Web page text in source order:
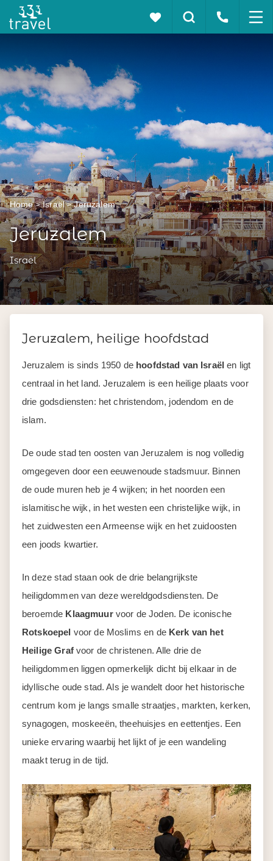
Home Israël Jeruzalem
Jeruzalem
Israël
Jeruzalem, heilige hoofdstad
Jeruzalem is sinds 1950 de hoofdstad van Israël en ligt
centraal in het land. Jeruzalem is een heilige plaats voor
drie godsdiensten: het christendom, jodendom en de
islam.
De oude stad ten oosten van Jeruzalem is nog volledig
omgegeven door een eeuwenoude stadsmuur. Binnen
de oude muren heb je 4 wijken; in het noorden een
islamitische wijk, in het westen een christelijke wijk, in
het zuidwesten een Armeense wijk en het zuidoosten
een joods kwartier.
In deze stad staan ook de drie belangrijkste
heiligdommen van deze wereldgodsdiensten. De
beroemde Klaagmuurvoor de Joden. De iconische
Rotskoepel voor de Moslims en de Kerk van het
Heilige Grafvoor de christenen. Alle drie de
heiligdommen liggen opmerkelijk dicht bij elkaar in de
idyllische oude stad. Als je wandelt door het historische
centrum kom je langs smalle straatjes, markten, kerken,
synagogen, moskeeën, theehuisjes en eettentjes. Een
unieke ervaring waarbij het lijkt of je een wandeling
maakt terug in de tijd.